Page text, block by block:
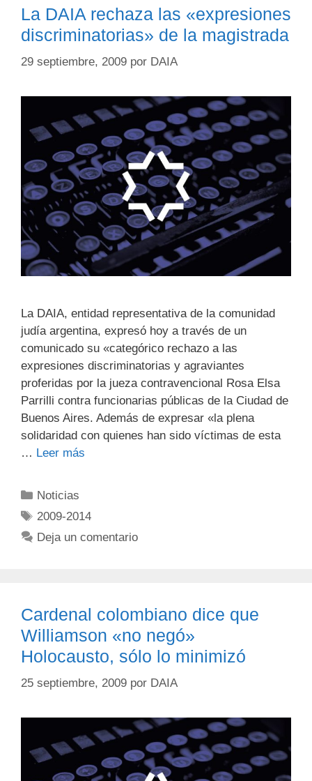
La DAIA rechaza las «expresiones
discriminatorias» de la magistrada
29 septiembre, 2009 por DAIA
La DAIA, entidad representativa de la comunidad
judía argentina, expresó hoy a través de un
comunicado su «categórico rechazo a las
expresiones discriminatorias y agraviantes
proferidas por la jueza contravencional Rosa Elsa
Parrilli contra funcionarias públicas de la Ciudad de
Buenos Aires. Además de expresar «la plena
solidaridad con quienes han sido víctimas de esta
… Leer más
Noticias
2009-2014
Deja un comentario
Cardenal colombiano dice que
Williamson «no negó»
Holocausto, sólo lo minimizó
25 septiembre, 2009 por DAIA